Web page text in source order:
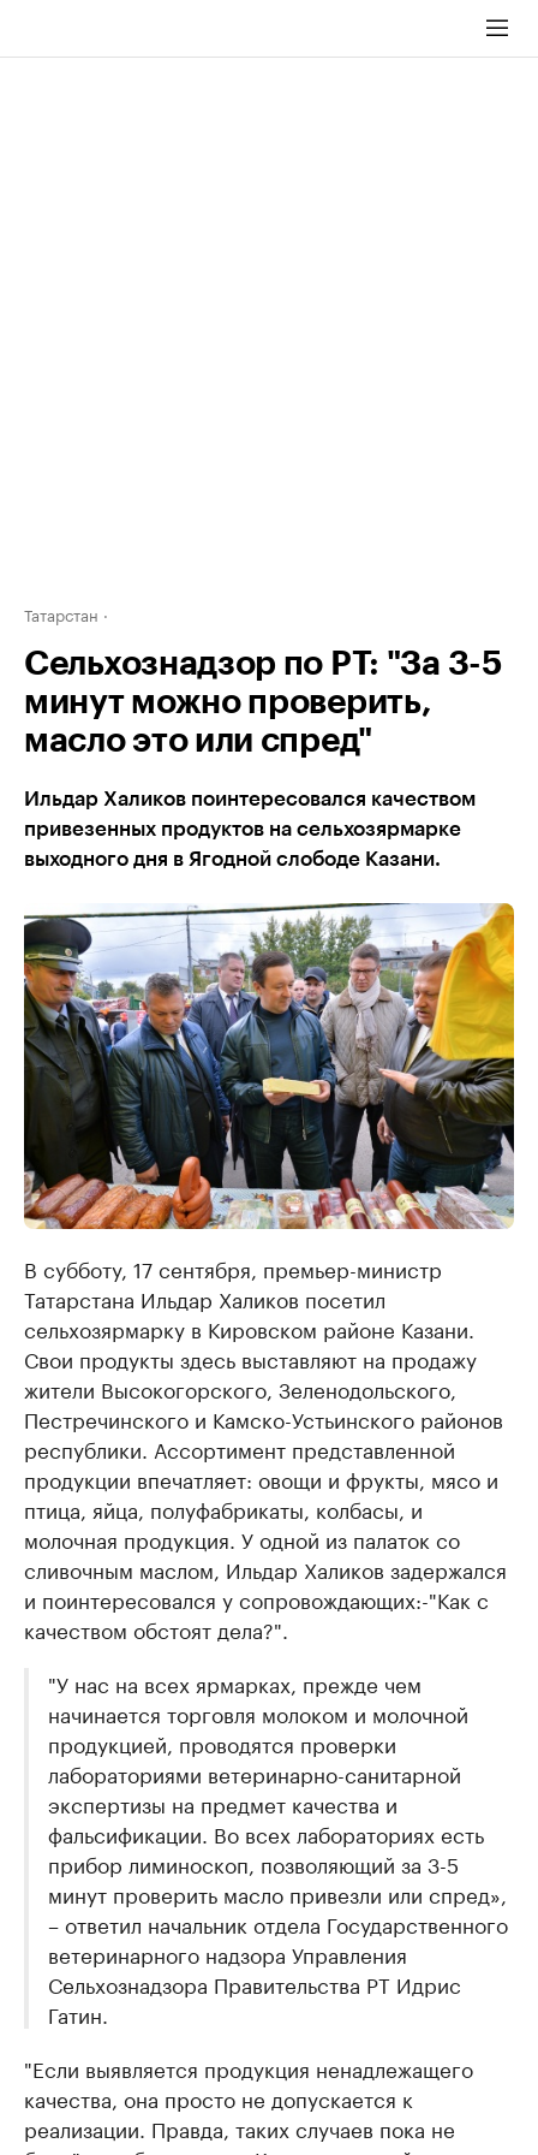
Татарстан
Сельхознадзор по РТ: "За 3-5
минут можно проверить,
масло это или спред"
Ильдар Халиков поинтересовался качеством
привезенных продуктов на сельхозярмарке
выходного дня в Ягодной слободе Казани.
В субботу, 17 сентября, премьер-министр
Татарстана Ильдар Халиков посетил
сельхозярмарку в Кировском районе Казани.
Свои продукты здесь выставляют на продажу
жители Высокогорского, Зеленодольского,
Пестречинского и Камско-Устьинского районов
республики. Ассортимент представленной
продукции впечатляет: овощи и фрукты, мясо и
птица, яйца, полуфабрикаты, колбасы, и
молочная продукция. У одной из палаток со
сливочным маслом, Ильдар Халиков задержался
и поинтересовался у сопровождающих:-"Как с
качеством обстоят дела?".
"У нас на всех ярмарках, прежде чем
начинается торговля молоком и молочной
продукцией, проводятся проверки
лабораториями ветеринарно-санитарной
экспертизы на предмет качества и
фальсификации. Во всех лабораториях есть
прибор лиминоскоп, позволяющий за 3-5
минут проверить масло привезли или спред»,
– ответил начальник отдела Государственного
ветеринарного надзора Управления
Сельхознадзора Правительства РТ Идрис
Гатин.
"Если выявляется продукция ненадлежащего
качества, она просто не допускается к
реализации. Правда, таких случаев пока не